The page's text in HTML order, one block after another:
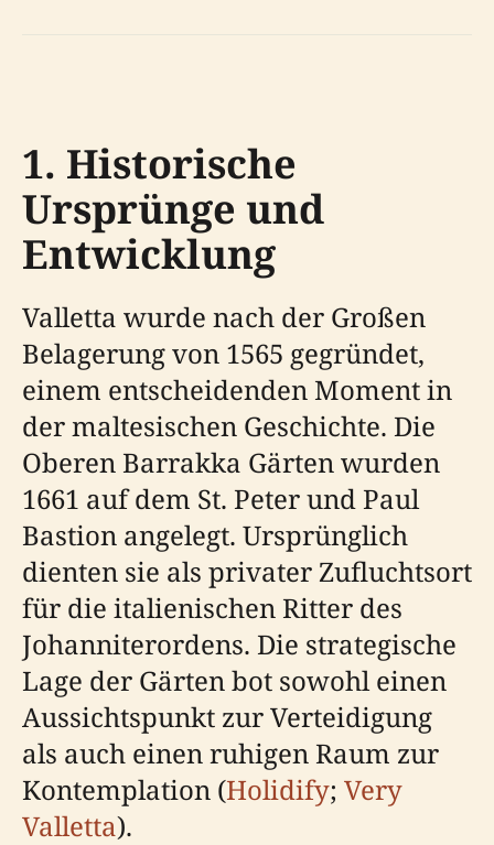
1. Historische
Ursprünge und
Entwicklung
Valletta wurde nach der Großen
Belagerung von 1565 gegründet,
einem entscheidenden Moment in
der maltesischen Geschichte. Die
Oberen Barrakka Gärten wurden
1661 auf dem St. Peter und Paul
Bastion angelegt. Ursprünglich
dienten sie als privater Zufluchtsort
für die italienischen Ritter des
Johanniterordens. Die strategische
Lage der Gärten bot sowohl einen
Aussichtspunkt zur Verteidigung
als auch einen ruhigen Raum zur
Kontemplation (Holidify; Very
Valletta).